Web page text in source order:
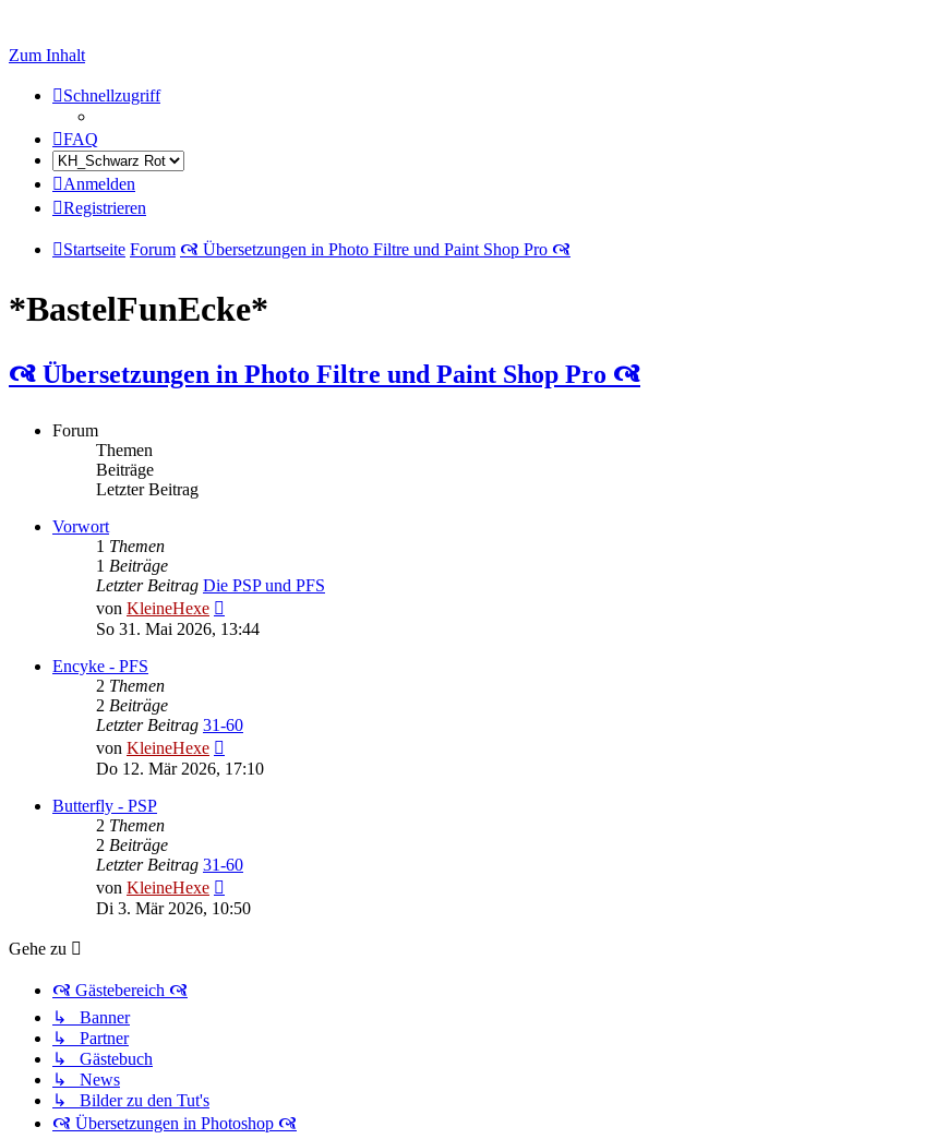
Zum Inhalt
Schnellzugriff
FAQ
Anmelden
Registrieren
Startseite Forum 🙧 Übersetzungen in Photo Filtre und Paint Shop Pro 🙧
*BastelFunEcke*
🙧 Übersetzungen in Photo Filtre und Paint Shop Pro 🙧
Forum
Themen
Beiträge
Letzter Beitrag
Vorwort
1 Themen
1 Beiträge
Letzter Beitrag Die PSP und PFS
von KleineHexe
Beitrag
So 31. Mai 2026, 13:44
Encyke - PFS
2 Themen
2 Beiträge
Letzter Beitrag 31-60
von KleineHexe
Beitrag
Do 12. Mär 2026, 17:10
Butterfly - PSP
2 Themen
2 Beiträge
Letzter Beitrag 31-60
von KleineHexe
Beitrag
Di 3. Mär 2026, 10:50
Gehe zu
🙧 Gästebereich 🙧
↳ Banner
↳ Partner
↳ Gästebuch
↳ News
↳ Bilder zu den Tut's
🙧 Übersetzungen in Photoshop 🙧